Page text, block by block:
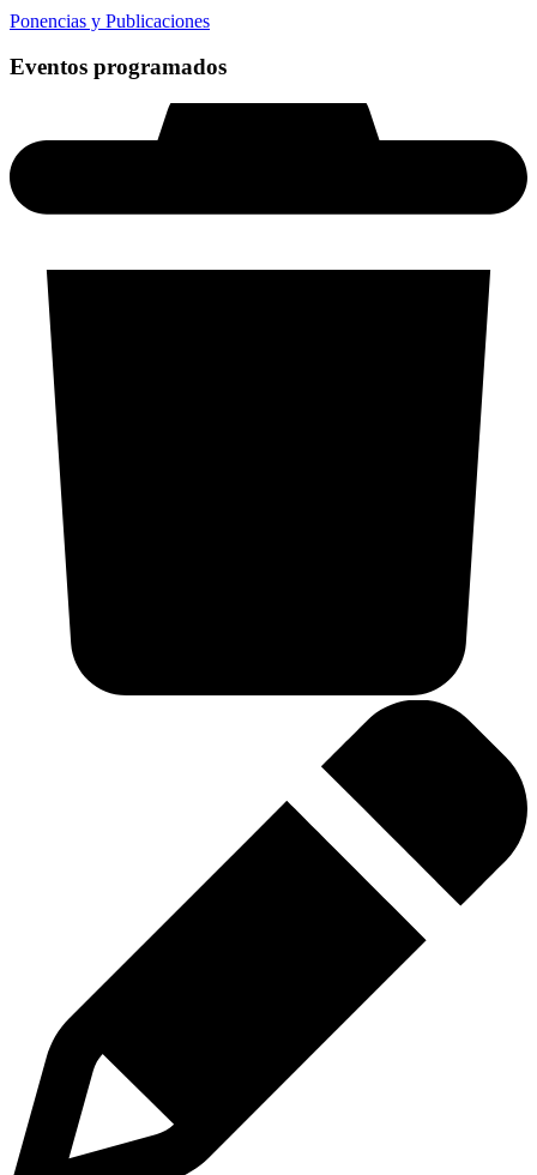
Ponencias y Publicaciones
Eventos programados